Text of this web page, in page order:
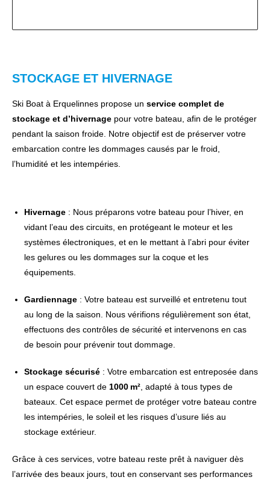
STOCKAGE ET HIVERNAGE
Ski Boat à Erquelinnes propose un service complet de
stockage et d’hivernage pour votre bateau, afin de le protéger
pendant la saison froide. Notre objectif est de préserver votre
embarcation contre les dommages causés par le froid,
l’humidité et les intempéries.
Hivernage : Nous préparons votre bateau pour l’hiver, en
vidant l’eau des circuits, en protégeant le moteur et les
systèmes électroniques, et en le mettant à l’abri pour éviter
les gelures ou les dommages sur la coque et les
équipements.
Gardiennage : Votre bateau est surveillé et entretenu tout
au long de la saison. Nous vérifions régulièrement son état,
effectuons des contrôles de sécurité et intervenons en cas
de besoin pour prévenir tout dommage.
Stockage sécurisé : Votre embarcation est entreposée dans
un espace couvert de 1000 m², adapté à tous types de
bateaux. Cet espace permet de protéger votre bateau contre
les intempéries, le soleil et les risques d’usure liés au
stockage extérieur.
Grâce à ces services, votre bateau reste prêt à naviguer dès
l’arrivée des beaux jours, tout en conservant ses performances